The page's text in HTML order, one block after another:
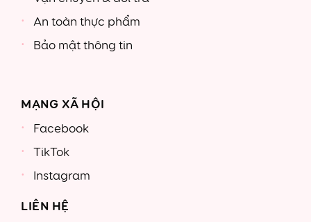
An toàn thực phẩm
Bảo mật thông tin
MẠNG XÃ HỘI
Facebook
TikTok
Instagram
LIÊN HỆ